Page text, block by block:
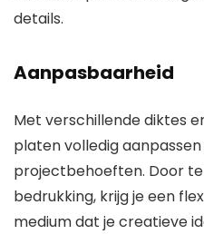
details.
Aanpasbaarheid
Met verschillende diktes
platen volledig
projectbehoeften. Door
bedrukking, krijg je een
medium dat je creatieve